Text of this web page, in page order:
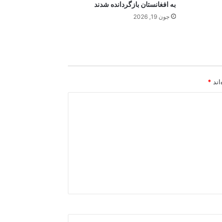
به افغانستان بازگردانده شدند
جون 19, 2026
*